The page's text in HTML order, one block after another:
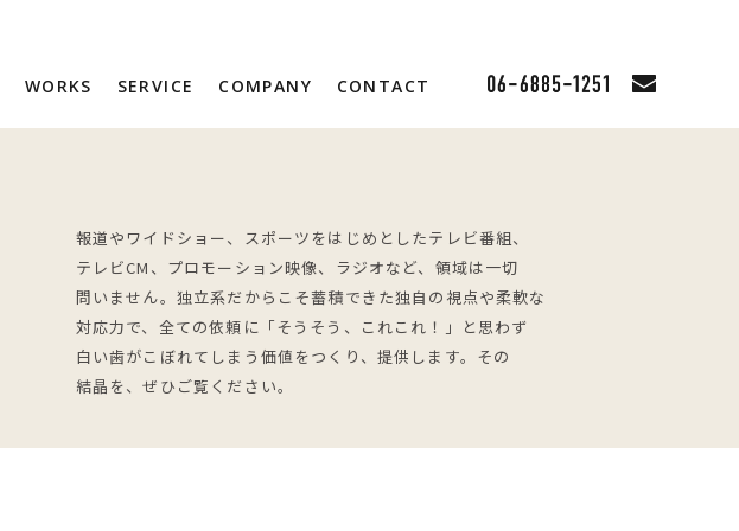
WORKS SERVICE COMPANY CONTACT
報道やワイドショー、スポーツをはじめとしたテレビ番組、
テレビCM、プロモーション映像、ラジオなど、領域は一切
問いません。独立系だからこそ蓄積できた独自の視点や柔軟な
対応力で、全ての依頼に「そうそう、これこれ！」と思わず
白い歯がこぼれてしまう価値をつくり、提供します。その
結晶を、ぜひご覧ください。